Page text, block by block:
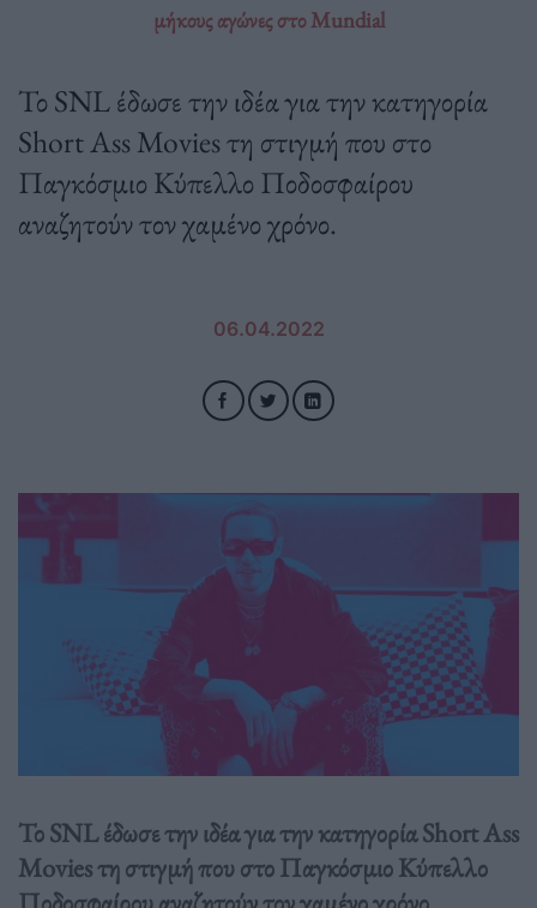
μήκους αγώνες στο Mundial
Το SNL έδωσε την ιδέα για την κατηγορία
Short Ass Movies τη στιγμή που στο
Παγκόσμιο Κύπελλο Ποδοσφαίρου
αναζητούν τον χαμένο χρόνο.
06.04.2022
Το SNL έδωσε την ιδέα για την κατηγορία Short Ass
Movies τη στιγμή που στο Παγκόσμιο Κύπελλο